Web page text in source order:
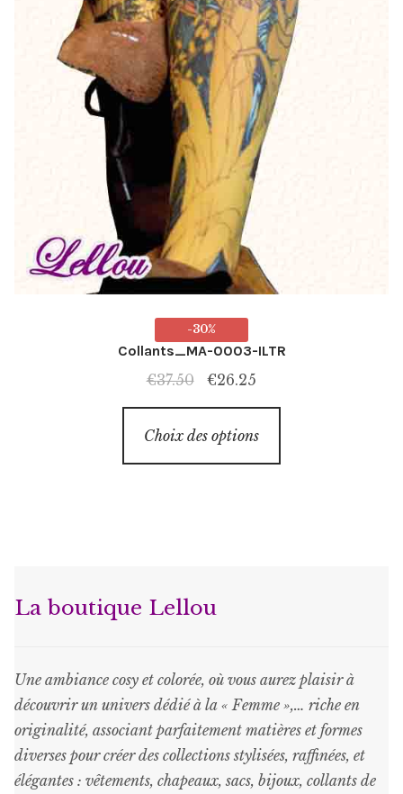
-30%
Collants_MA-0003-ILTR
€37.50
Le
prix
initial
€26.25
prix
actuel
Choix des options
a
sur
page
produit
La boutique Lellou
Une ambiance cosy et colorée, où vous aurez plaisir à
découvrir un univers dédié à la « Femme »,… riche en
originalité, associant parfaitement matières et formes
diverses pour créer des collections stylisées, raffinées, et
élégantes : vêtements, chapeaux, sacs, bijoux, collants de